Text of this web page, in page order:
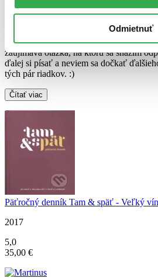
Odmietnuť
nejaké pokusy o záznamy dňa. Vždy
Päťročný denník tam & späť používam
veľmi ma ohúril štýl, akým je vedený.
zaujímavá otázka, na ktorú sa snažím
ďalej si písať a neviem sa dočkať
tých pár riadkov. :)
Čítať viac
Päťročný denník Tam & späť - Veľký
2017
5,0
35,00 €